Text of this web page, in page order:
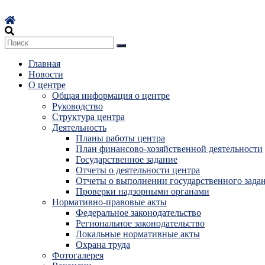
к
содержимому
Главная
Новости
О центре
Общая информация о центре
Руководство
Структура центра
Деятельность
Планы работы центра
План финансово-хозяйственной деятельности
Государственное задание
Отчеты о деятельности центра
Отчеты о выполнении государственного
Проверки надзорными органами
Нормативно-правовые акты
Федеральное законодательство
Региональное законодательство
Локальные нормативные акты
Охрана труда
Фотогалерея